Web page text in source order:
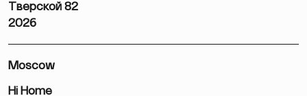
Тверской 82
2026
Moscow
Hi Home